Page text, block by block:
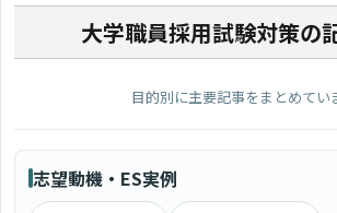
大学職員採用試験対策の
目的別に主要記事をまとめてい
志望動機・ES実例